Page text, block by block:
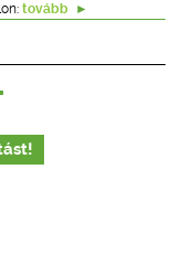
tovább